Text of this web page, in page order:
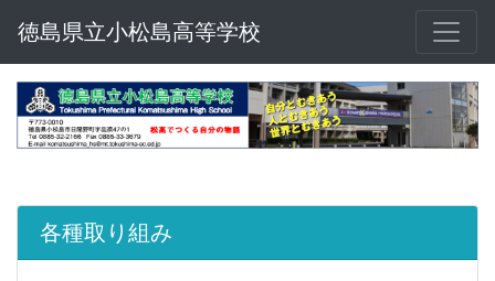
徳島県立小松島高等学校
各種取り組み